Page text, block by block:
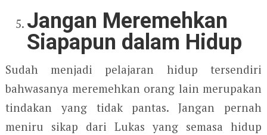
Jangan Meremehkan
Siapapun dalam Hidup
Sudah menjadi pelajaran hidup tersendiri
bahwasanya meremehkan orang lain merupakan
tindakan yang tidak pantas. Jangan pernah
meniru sikap dari Lukas yang semasa hidup